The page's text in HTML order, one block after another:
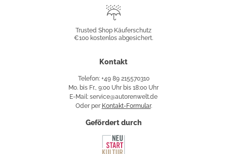
Käuferschutz
Trusted Shop Käuferschutz
€100 kostenlos abgesichert.
Kontakt
Telefon: +49 89 215570310
Mo. bis Fr., 9:00 Uhr bis 18:00 Uhr
E-Mail: service@autorenwelt.de
Oder per Kontakt-Formular.
Gefördert durch